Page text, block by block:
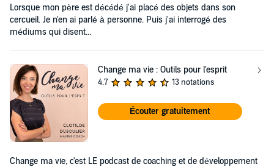
Lorsque mon père est décédé j'ai placé des objets dans son
cercueil. Je n'en ai parlé à personne. Puis j'ai interrogé des
médiums qui disent...
Change ma vie : Outils pour l'esprit
4,7 13 notations
Écouter gratuitement
Change ma vie, c'est LE podcast de coaching et de développement